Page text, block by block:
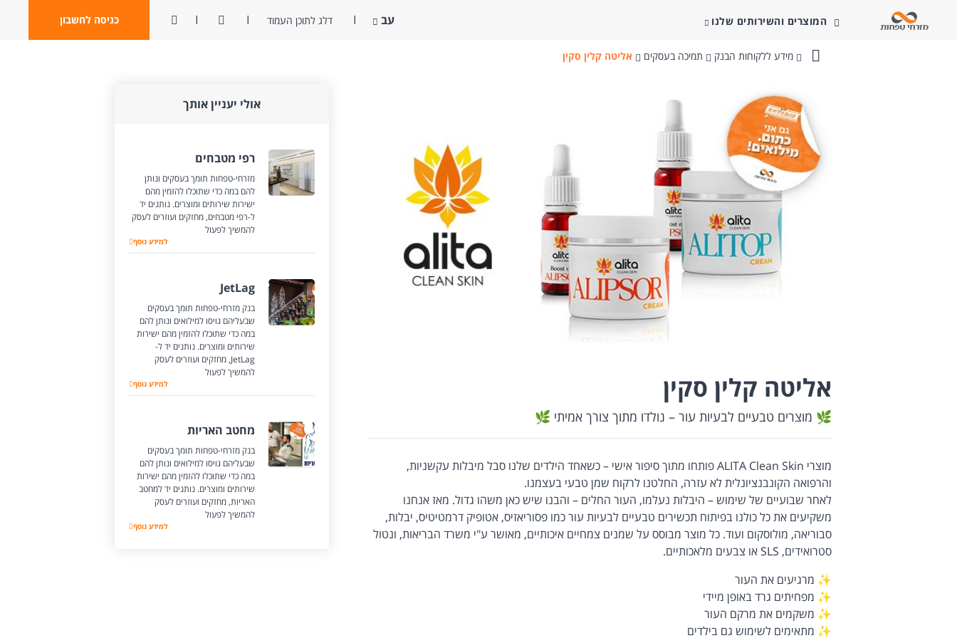
ניגודיות כניסה לחשבוןפתח חיפוש דלג לתוכן העמוד עב המוצרים והשירותים שלנו
מידע ללקוחות הבנק תמיכה בעסקים אליטה קלין סקין
אליטה קלין סקין
🌿 מוצרים טבעיים לבעיות עור – נולדו מתוך צורך אמיתי 🌿
מוצרי ALITA Clean Skin פותחו מתוך סיפור אישי – כשאחד הילדים שלנו סבל מיבלות עקשניות,
והרפואה הקונבנציונלית לא עזרה, החלטנו לרקוח שמן טבעי בעצמנו.
לאחר שבועיים של שימוש – היבלות נעלמו, העור החלים – והבנו שיש כאן משהו גדול. מאז אנחנו
משקיעים את כל כולנו בפיתוח תכשירים טבעיים לבעיות עור כמו פסוריאזיס, אטופיק דרמטיטיס, יבלות,
סבוריאה, מולוסקום ועוד. כל מוצר מבוסס על שמנים צמחיים איכותיים, מאושר ע"י משרד הבריאות, ונטול
סטרואידים, SLS או צבעים מלאכותיים.
✨ מרגיעים את העור
✨ מפחיתים גרד באופן מיידי
✨ משקמים את מרקם העור
✨ מתאימים לשימוש גם בילדים
אולי יעניין אותך
רפי מטבחים
מזרחי-טפחות תומך בעסקים ונותן
להם במה כדי שתוכלו להזמין מהם
ישירות שירותים ומוצרים. נותנים יד
ל-רפי מטבחים, מחזקים ועוזרים לעסק
להמשיך לפעול
רפי מטבחיםלמידע נוסף
JetLag
בנק מזרחי-טפחות תומך בעסקים
שבעליהם גויסו למילואים ונותן להם
במה כדי שתוכלו להזמין מהם ישירות
שירותים ומוצרים. נותנים יד ל-
JetLag, מחזקים ועוזרים לעסק
להמשיך לפעול
למידע נוסף
מחטב האריות
בנק מזרחי-טפחות תומך בעסקים
שבעליהם גויסו למילואים ונותן להם
במה כדי שתוכלו להזמין מהם ישירות
שירותים ומוצרים. נותנים יד למחטב
האריות, מחזקים ועוזרים לעסק
להמשיך לפעול
מחטב האריותלמידע נוסף